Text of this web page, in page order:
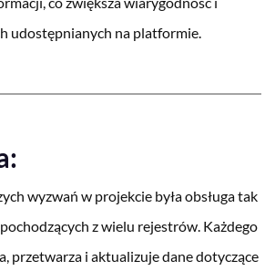
udostępnianych na platformie.
wyzwań w projekcie była obsługa tak
z wielu rejestrów. Każdego
przetwarza i aktualizuje dane dotyczące